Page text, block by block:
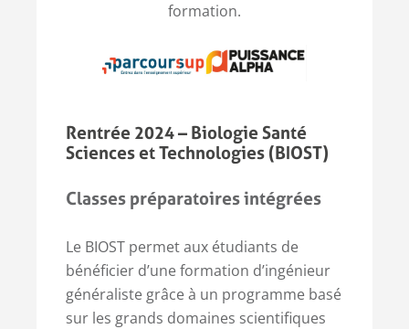
formation.
Rentrée 2024 – Biologie Santé
Sciences et Technologies (BIOST)
Classes préparatoires intégrées
Le BIOST permet aux étudiants de
bénéficier d’une formation d’ingénieur
généraliste grâce à un programme basé
sur les grands domaines scientifiques